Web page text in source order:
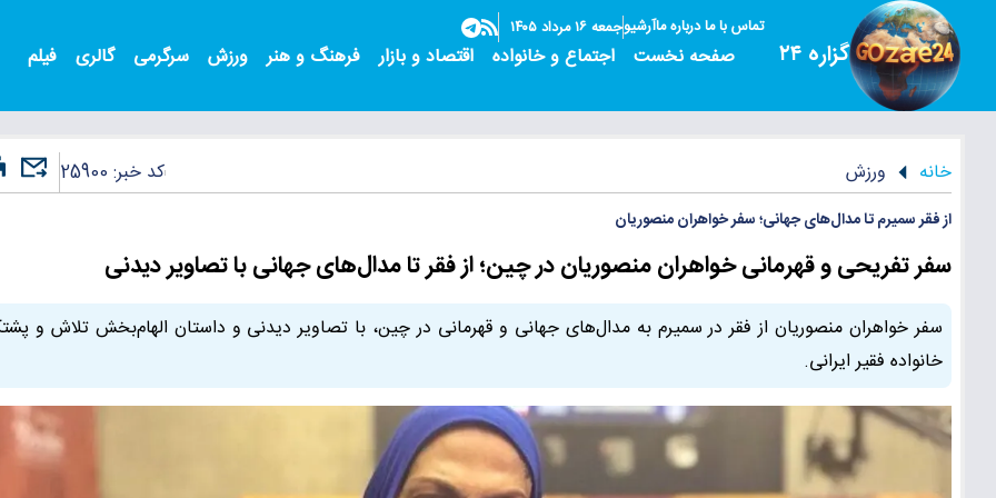
گزاره ۲۴
تماس با مادرباره ماآرشیوجمعه ۱۶ مرداد ۱۴۰۵
صفحه نخست اجتماع و خانواده اقتصاد و بازار فرهنگ و هنر ورزش سرگرمی گالری فیلم
خانه ورزش کد خبر: 25900
از فقر سمیرم تا مدال‌های جهانی؛ سفر خواهران منصوریان
سفر تفریحی و قهرمانی خواهران منصوریان در چین؛ از فقر تا مدال‌های جهانی با تصاویر دیدنی
سفر خواهران منصوریان از فقر در سمیرم به مدال‌های جهانی و قهرمانی در چین، با تصاویر دیدنی و داستان الهام‌بخش تلاش و
خانواده فقیر ایرانی.